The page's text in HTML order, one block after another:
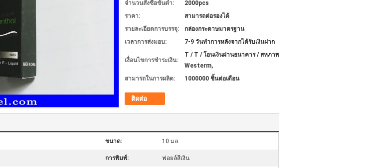
จำนวนสั่งซื้อขั้นต่ำ:
2000pcs
ราคา:
สามารถต่อรองได้
รายละเอียดการบรรจุ:
กล่องกระดาษมาตรฐาน
เวลาการส่งมอบ:
7-9 วันทำการหลังจากได้รับเงินฝาก
เงื่อนไขการชำระเงิน:
T / T / โอนเงินผ่านธนาคาร / สหภาพ
Westerm,
สามารถในการผลิต:
1000000 ชิ้นต่อเดือน
ติดต่อ
ขนาด: 10 มล.
การพิมพ์: ฟอยล์สีเงิน